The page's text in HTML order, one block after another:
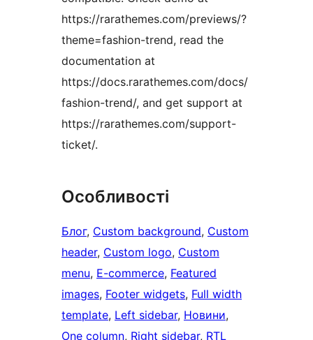
https://rarathemes.com/previews/?
theme=fashion-trend, read the
documentation at
https://docs.rarathemes.com/docs/
fashion-trend/, and get support at
https://rarathemes.com/support-
ticket/.
Особливості
Блог, Custom background, Custom
header, Custom logo, Custom
menu, E-commerce, Featured
images, Footer widgets, Full width
template, Left sidebar, Новини
One column, Right sidebar, RTL